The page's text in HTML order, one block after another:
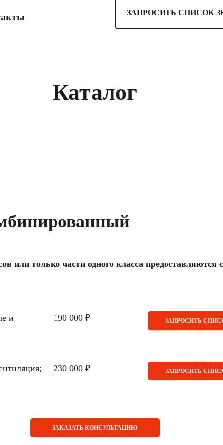
ЗАПРОСИТЬ СПИСОК
Каталог
или только части одного класса предоставляются
и
190 000 ₽ ЗАПРОСИТЬ
230 000 ₽ ЗАПРОСИТЬ
ЗАКАЗАТЬ КОНСУЛЬТАЦИЮ